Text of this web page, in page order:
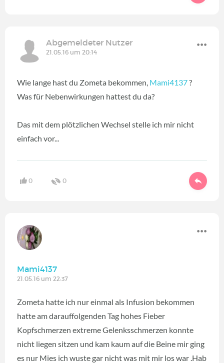
Abgemeldeter Nutzer
21.05.16 um 20:14
Wie lange hast du Zometa bekommen, Mami4137?
Was für Nebenwirkungen hattest du da?
Das mit dem plötzlichen Wechsel stelle ich mir nicht
einfach vor...
0 0
Mami4137
21.05.16 um 22:37
Zometa hatte ich nur einmal als Infusion bekommen
hatte am darauffolgenden Tag hohes Fieber
Kopfschmerzen extreme Gelenksschmerzen konnte
nicht liegen sitzen und kam kaum auf die Beine mir ging
es nur Mies ich wuste gar nicht was mit mir los war .Hab